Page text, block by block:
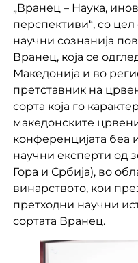
„Вранец – Наука,
перспективи“, со
научни сознанија
Вранец, која се
Македонија и во
претставник на
сорта која го
македонските
конференцијата беа
научни експерти од
Гора и Србија), во
винарството, кои
претходни научни
сортата Вранец.